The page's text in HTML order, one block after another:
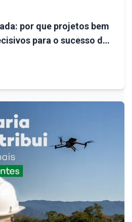
por que projetos bem
para o sucesso de